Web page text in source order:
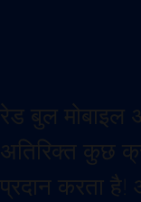
रेड बुल
अतिरिक्त कुछ
प्रदान करता